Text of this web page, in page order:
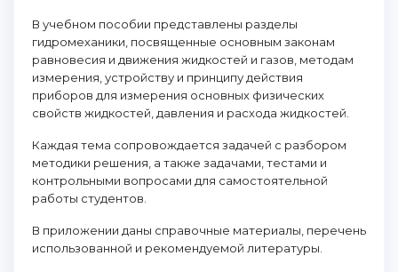
В учебном пособии представлены разделы
гидромеханики, посвященные основным законам
равновесия и движения жидкостей и газов, методам
измерения, устройству и принципу действия
приборов для измерения основных физических
свойств жидкостей, давления и расхода жидкостей.
Каждая тема сопровождается задачей с разбором
методики решения, а также задачами, тестами и
контрольными вопросами для самостоятельной
работы студентов.
В приложении даны справочные материалы, перечень
использованной и рекомендуемой литературы.